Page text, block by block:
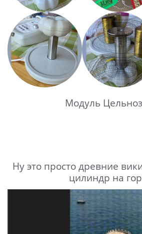
Модуль
Ну это просто древние
цилиндр на